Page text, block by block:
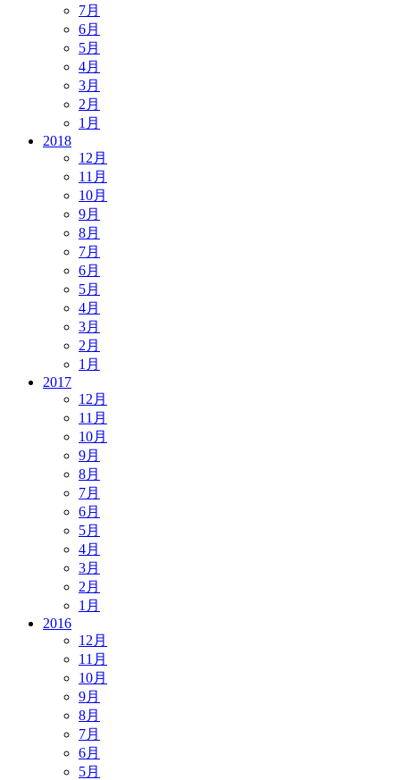
7月
6月
5月
4月
3月
2月
1月
2018
12月
11月
10月
9月
8月
7月
6月
5月
4月
3月
2月
1月
2017
12月
11月
10月
9月
8月
7月
6月
5月
4月
3月
2月
1月
2016
12月
11月
10月
9月
8月
7月
6月
5月